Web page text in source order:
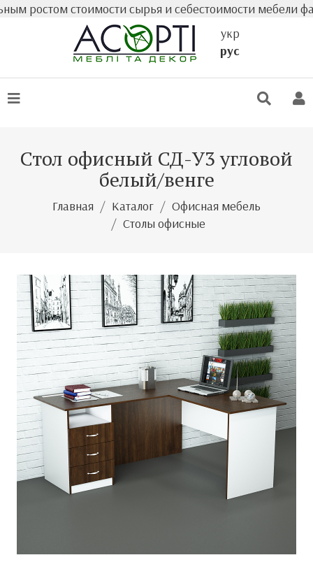
стоимости сырья и себестоимости мебели
укр
рус
Стол офисный СД-У3 угловой
белый/венге
Главная Каталог
Офисная мебель
Столы офисные